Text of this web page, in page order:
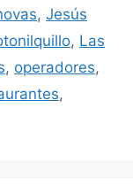
, Jesús
, Las
, operadores,
,